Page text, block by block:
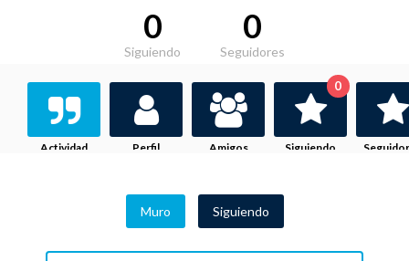
0
Siguiendo
0
Seguidores
Actividad Perfil Amigos Siguiendo
0
Muro Siguiendo